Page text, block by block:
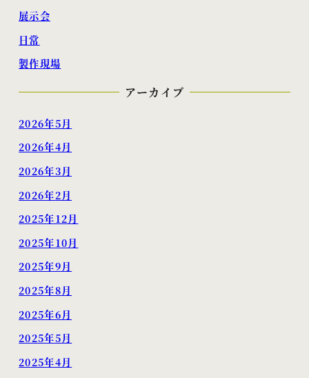
展示会
日常
製作現場
アーカイブ
2026年5月
2026年4月
2026年3月
2026年2月
2025年12月
2025年10月
2025年9月
2025年8月
2025年6月
2025年5月
2025年4月